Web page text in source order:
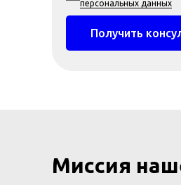
персональных данных
Получить
Миссия